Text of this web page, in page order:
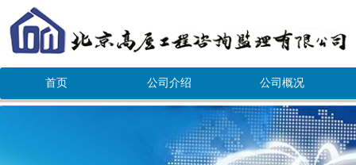
首页 公司介绍 公司概况